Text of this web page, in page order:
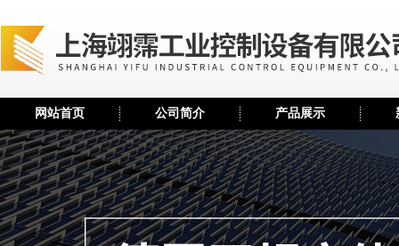
网站首页 公司简介 产品展示